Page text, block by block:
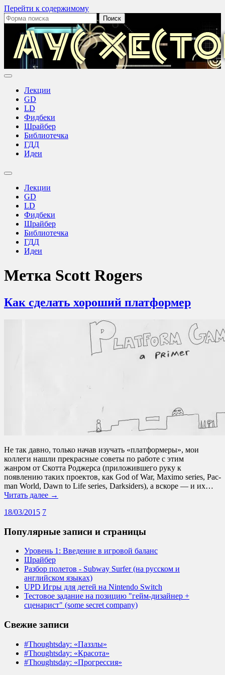
Перейти к содержимому
Поиск:
Аус
Лекции
GD
LD
Фидбеки
Шрайбер
Библиотечка
ГДД
Идеи
Переключить
поискаЛекции
GD
LD
Фидбеки
Шрайбер
Библиотечка
ГДД
Идеи
Метка Scott Rogers
Как сделать хороший платформер
Не так давно, только начав изучать «платформеры», мои
коллеги нашли прекрасные советы по работе с этим
жанром от Скотта Роджерса (приложившего руку к
появлению таких проектов, как God of War, Maximo series, Pac-
man World, Dawn to Life series, Darksiders), а вскоре — и их…
Читать далее →
18/03/2015 7
Популярные записи и страницы
Уровень 1: Введение в игровой баланс
Шрайбер
Разбор полетов - Subway Surfer (на русском и
английском языках)
UPD Игры для детей на Nintendo Switch
Тестовое задание на позицию "гейм-дизайнер +
сценарист" (some secret company)
Свежие записи
#Thoughtsday: «Паззлы»
#Thoughtsday: «Красота»
#Thoughtsday: «Прогрессия»